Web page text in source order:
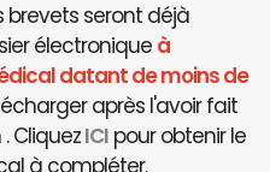
brevets seront déjà
électronique à
datant de moins de
après l'avoir fait
CliquezICI pour obtenir le